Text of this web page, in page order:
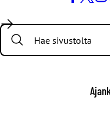
/
Twitter
Search: